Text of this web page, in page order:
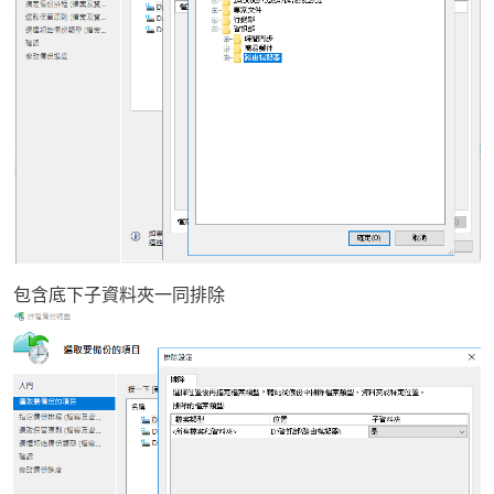
包含底下子資料夾一同排除